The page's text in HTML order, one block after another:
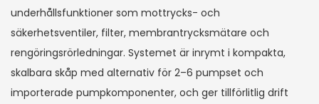
underhållsfunktioner som mottrycks- och
säkerhetsventiler, filter, membrantrycksmätare och
rengöringsrörledningar. Systemet är inrymt i kompakta,
skalbara skåp med alternativ för 2–6 pumpset och
importerade pumpkomponenter, och ger tillförlitlig drift